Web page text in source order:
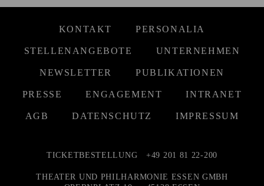
KONTAKT PERSONALIA
STELLENANGEBOTE UNTERNEHMEN
NEWSLETTER PUBLIKATIONEN
PRESSE ENGAGEMENT INTRANET
AGB DATENSCHUTZ IMPRESSUM
TICKETBESTELLUNG +49 201 81 22-200
THEATER UND PHILHARMONIE ESSEN GMBH